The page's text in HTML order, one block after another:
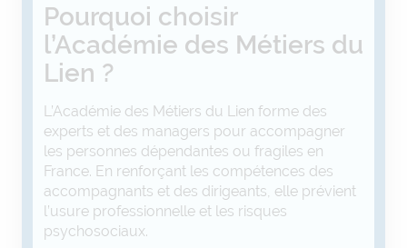
Pourquoi choisir
l’Académie des Métiers du
Lien ?
L’Académie des Métiers du Lien forme des
experts et des managers pour accompagner
les personnes dépendantes ou fragiles en
France. En renforçant les compétences des
accompagnants et des dirigeants, elle prévient
l’usure professionnelle et les risques
psychosociaux.